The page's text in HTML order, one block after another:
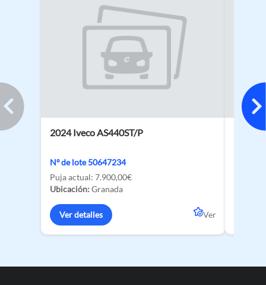
2024 Iveco AS440ST/P
Nº de lote 50647234
Puja actual: 7.900,00€
Ubicación: Granada
Ver detalles Ver
2026